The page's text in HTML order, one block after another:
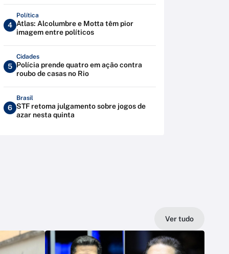
4
Política
Atlas: Alcolumbre e Motta têm pior
imagem entre políticos
5
Cidades
Polícia prende quatro em ação contra
roubo de casas no Rio
6
Brasil
STF retoma julgamento sobre jogos de
azar nesta quinta
Ver tudo